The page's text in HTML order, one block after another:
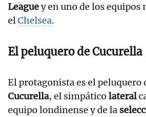
Leaguey en uno de los equipos
elChelsea.
El peluquero de Cucurella
El protagonista es el peluquero
Cucurella, el simpático lateral
equipo londinense y de la